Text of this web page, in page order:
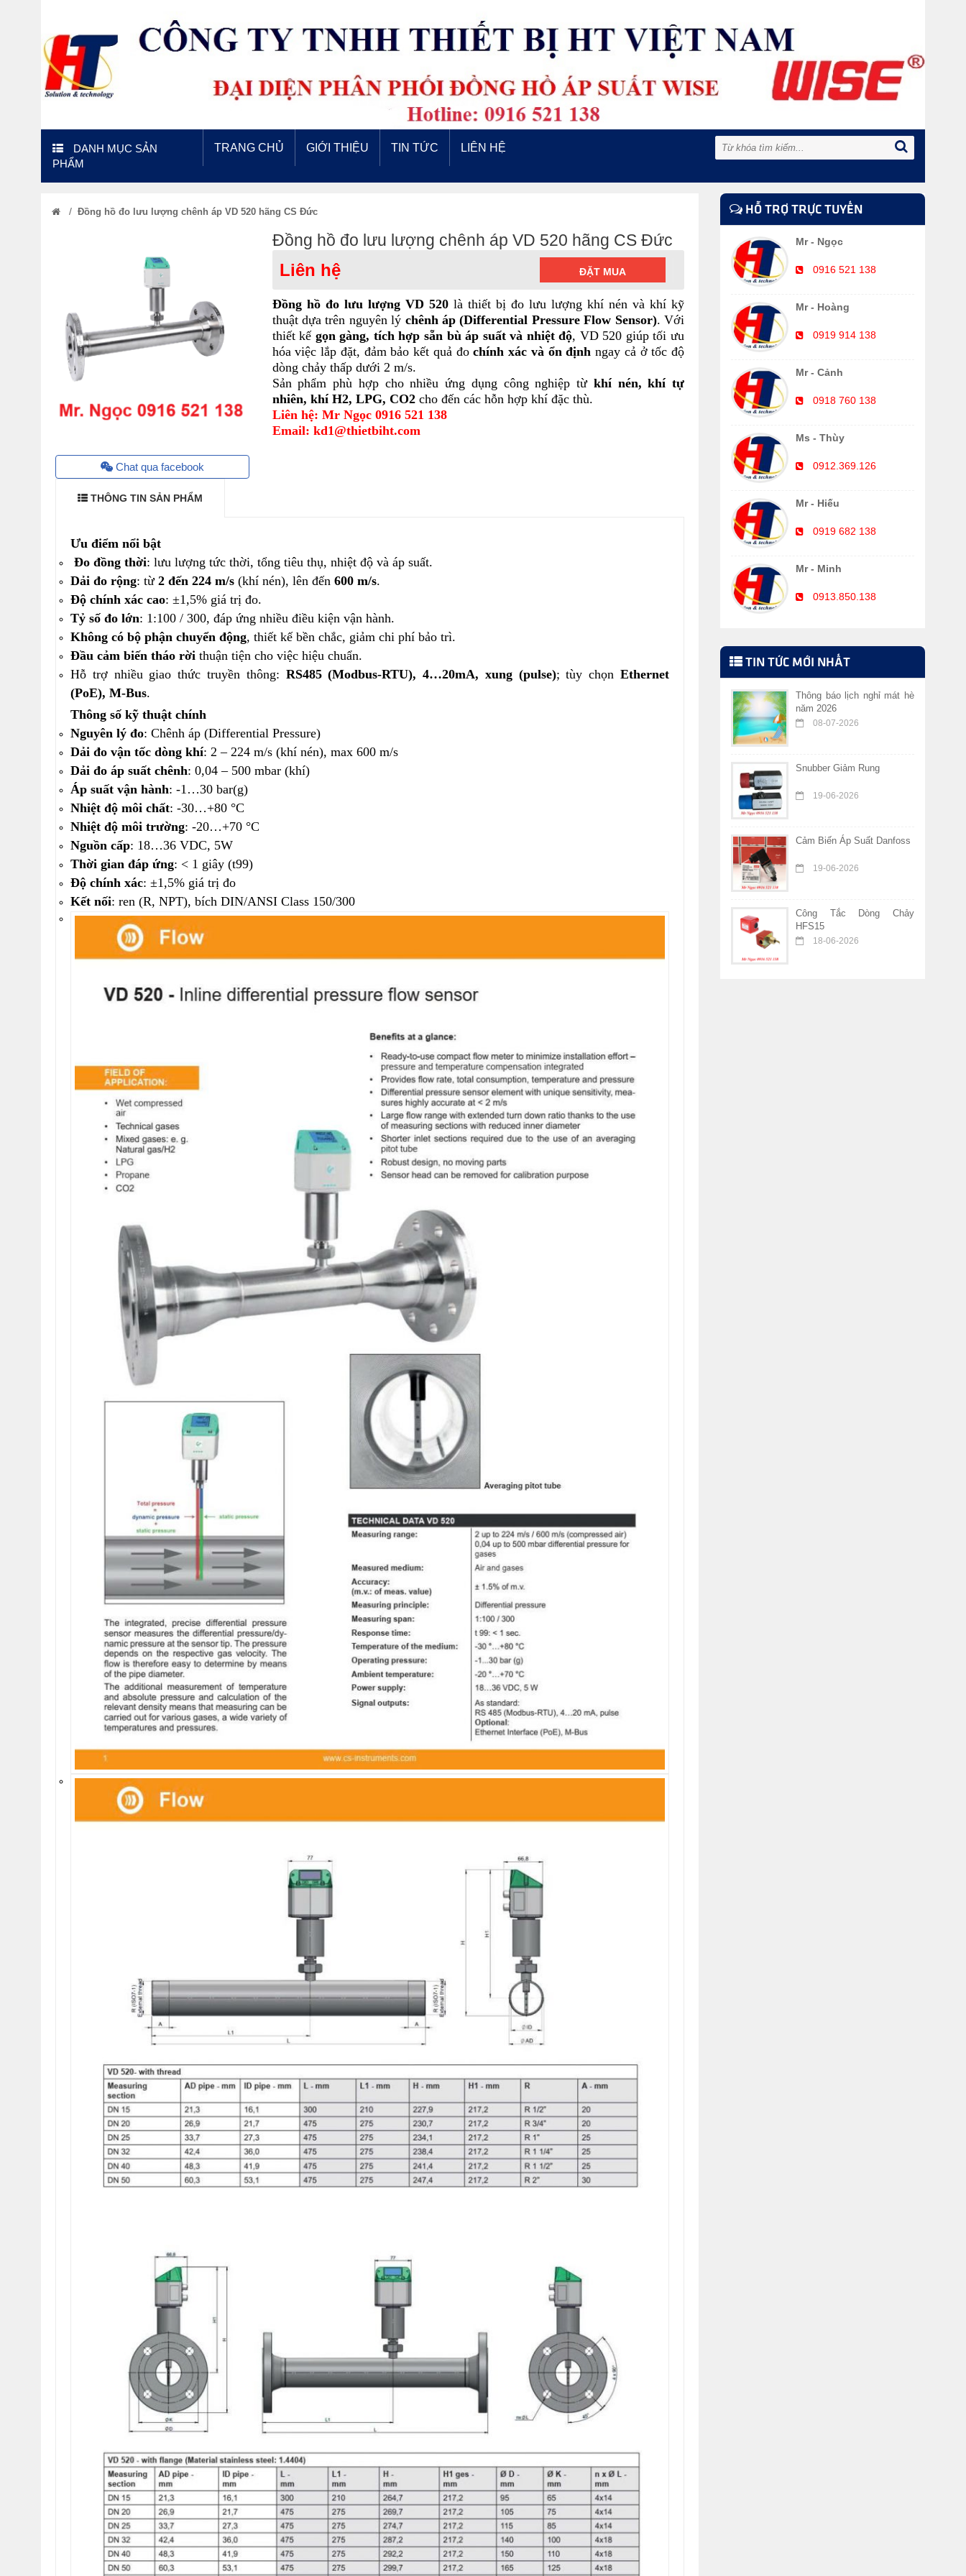
DANH MỤC SẢN
PHẨM
TRANG CHỦ GIỚI THIỆU TIN TỨC LIÊN HỆ
/ Đồng hồ đo lưu lượng chênh áp VD 520 hãng CS Đức
Chat qua facebook
Đồng hồ đo lưu lượng chênh áp VD 520 hãng CS Đức
Liên hệ ĐẶT MUA
Đồng hồ đo lưu lượng VD 520là thiết bị đo lưu lượng khí nén và khí kỹ
thuật dựa trên nguyên lý chênh áp (Differential Pressure Flow Sensor). Với
thiết kế gọn gàng, tích hợp sẵn bù áp suất và nhiệt độ, VD 520 giúp tối ưu
hóa việc lắp đặt, đảm bảo kết quả đochính xác và ổn định ngay cả ở tốc độ
dòng chảy thấp dưới 2 m/s.
Sản phẩm phù hợp cho nhiều ứng dụng công nghiệp từ khí nén, khí tự
nhiên, khí H2, LPG, CO2cho đến các hỗn hợp khí đặc thù.
Liên hệ: Mr Ngọc 0916 521 138
Email: kd1@thietbiht.com
THÔNG TIN SẢN PHẨM
Ưu điểm nổi bật
Đo đồng thời: lưu lượng tức thời, tổng tiêu thụ, nhiệt độ và áp suất.
Dải đo rộng: từ 2 đến 224 m/s (khí nén), lên đến 600 m/s.
Độ chính xác cao: ±1,5% giá trị đo.
Tỷ số đo lớn: 1:100 / 300, đáp ứng nhiều điều kiện vận hành.
Không có bộ phận chuyển động, thiết kế bền chắc, giảm chi phí bảo trì.
Đầu cảm biến tháo rời thuận tiện cho việc hiệu chuẩn.
Hỗ trợ nhiều giao thức truyền thông: RS485 (Modbus-RTU), 4…20mA, xung (pulse); tùy chọnEthernet
(PoE), M-Bus.
Thông số kỹ thuật chính
Nguyên lý đo: Chênh áp (Differential Pressure)
Dải đo vận tốc dòng khí: 2 – 224 m/s (khí nén), max 600 m/s
Dải đo áp suất chênh: 0,04 – 500 mbar (khí)
Áp suất vận hành: -1…30 bar(g)
Nhiệt độ môi chất: -30…+80 °C
Nhiệt độ môi trường: -20…+70 °C
Nguồn cấp: 18…36 VDC, 5W
Thời gian đáp ứng: < 1 giây (t99)
Độ chính xác: ±1,5% giá trị đo
Kết nối: ren (R, NPT), bích DIN/ANSI Class 150/300
HỖ TRỢ TRỰC TUYẾN
Mr - Ngọc
0916 521 138
Mr - Hoàng
0919 914 138
Mr - Cảnh
0918 760 138
Ms - Thùy
0912.369.126
Mr - Hiếu
0919 682 138
Mr - Minh
0913.850.138
TIN TỨC MỚI NHẤT
Thông báo lịch nghỉ mát hè
năm 2026
08-07-2026
Snubber Giảm Rung
19-06-2026
Cảm Biến Áp Suất Danfoss
19-06-2026
Công Tắc Dòng Chảy
HFS15
18-06-2026